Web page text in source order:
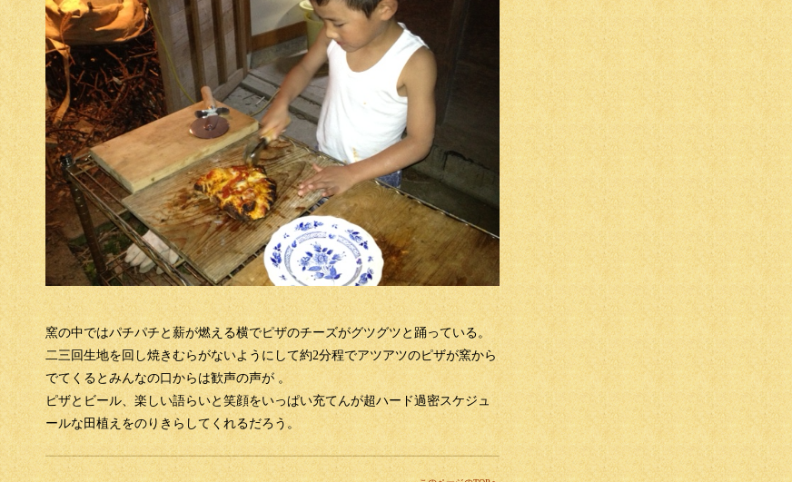
窯の中ではパチパチと薪が燃える横でピザのチーズがグツグツと踊っている。
二三回生地を回し焼きむらがないようにして約2分程でアツアツのピザが窯から
でてくるとみんなの口からは歓声の声が 。
ピザとビール、楽しい語らいと笑顔をいっぱい充てんが超ハード過密スケジュ
ールな田植えをのりきらしてくれるだろう。